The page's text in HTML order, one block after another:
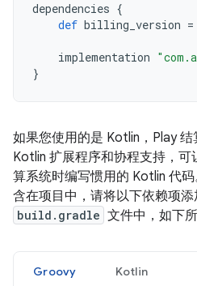
dependencies {
def billing_version =
implementation
}
如果您使用的是 Kotlin，Play 结
Kotlin 扩展程序和协程支持，
算系统时编写惯用的 Kotlin 代
含在项目中，请将以下依赖项
build.gradle 文件中，如下所
Groovy Kotlin